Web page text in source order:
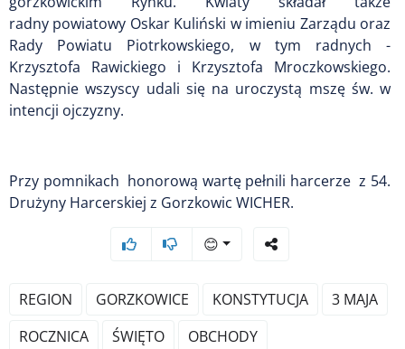
radny powiatowy Oskar Kuliński w imieniu Zarządu oraz
Rady Powiatu Piotrkowskiego, w tym radnych -
Krzysztofa Rawickiego i Krzysztofa Mroczkowskiego.
Następnie wszyscy udali się na uroczystą mszę św. w
intencji ojczyzny.
Przy pomnikach honorową wartę pełnili harcerze z 54.
Drużyny Harcerskiej z Gorzkowic WICHER.
😊
REGION GORZKOWICE KONSTYTUCJA
3 MAJA
ROCZNICA
ŚWIĘTO OBCHODY